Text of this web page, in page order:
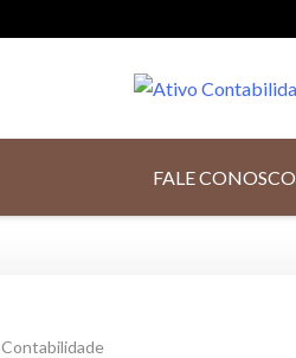
FALE CONOSCO
Contabilidade